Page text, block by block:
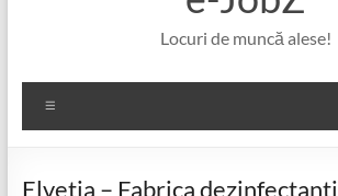
Locuri de muncă alese!
Elvetia – Fabrica dezinfectanti